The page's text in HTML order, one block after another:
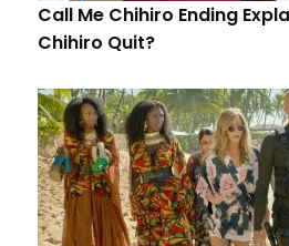
Call Me Chihiro Ending
Chihiro Quit?